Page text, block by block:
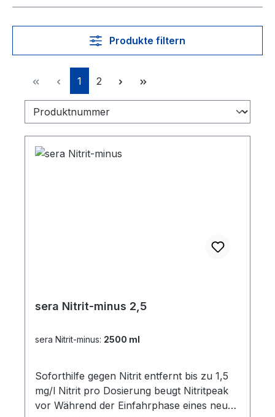
Produkte filtern
Seite
1 Seite
2
sera Nitrit-minus 2,5
sera Nitrit-minus: 2500 ml
Soforthilfe gegen Nitrit entfernt bis zu 1,5
mg/l Nitrit pro Dosierung beugt Nitritpeak
vor Während der Einfahrphase eines neuen